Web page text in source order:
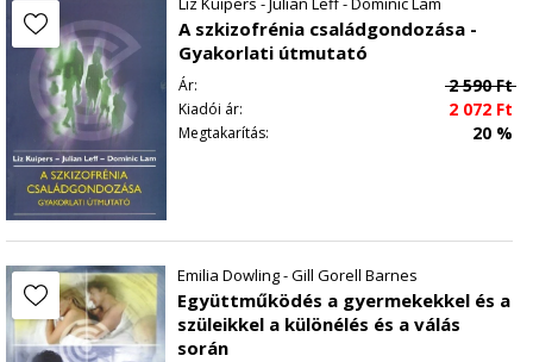
A szkizofrénia családgondozása -
Gyakorlati útmutató
Ár: 2 590Ft
Kiadói ár: 2 072 Ft
Megtakarítás: 20 %
Emilia Dowling - Gill Gorell Barnes
Együttműködés a gyermekekkel és a
szüleikkel a különélés és a válás
során